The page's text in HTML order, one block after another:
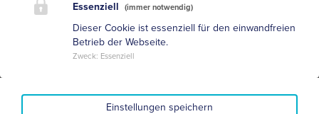
Essenziell (immer notwendig)
Dieser Cookie ist essenziell für den einwandfreien
Betrieb der Webseite.
Zweck: Essenziell
Einstellungen speichern